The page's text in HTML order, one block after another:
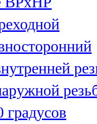
градусов